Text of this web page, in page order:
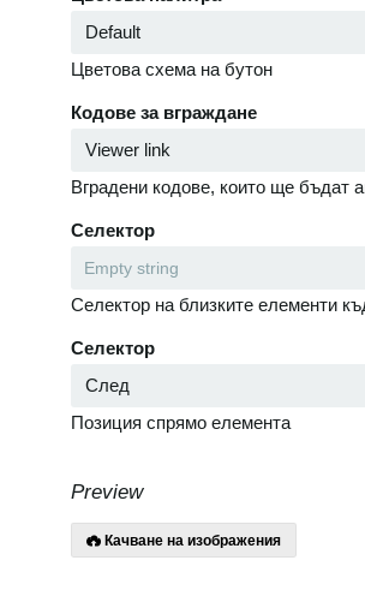
Цветова схема на бутон
Кодове за вграждане
Вградени кодове, които ще бъдат
Селектор
Селектор на близките елементи
Селектор
Позиция спрямо елемента
Preview
Качване на изображения